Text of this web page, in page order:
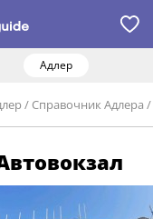
Адлер
/ Справочник Адлера /